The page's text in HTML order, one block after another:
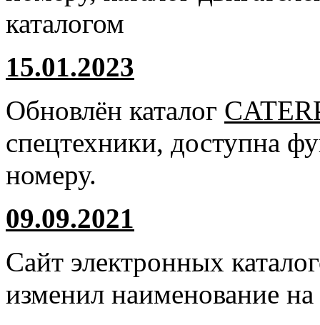
каталогом
15.01.2023
Обновлён каталог
спецтехники, доступна
номеру.
09.09.2021
Сайт электронных
изменил наименование на